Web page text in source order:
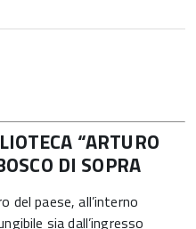
“ARTURO
DI SOPRA
del paese, all’interno
sia dall’ingresso